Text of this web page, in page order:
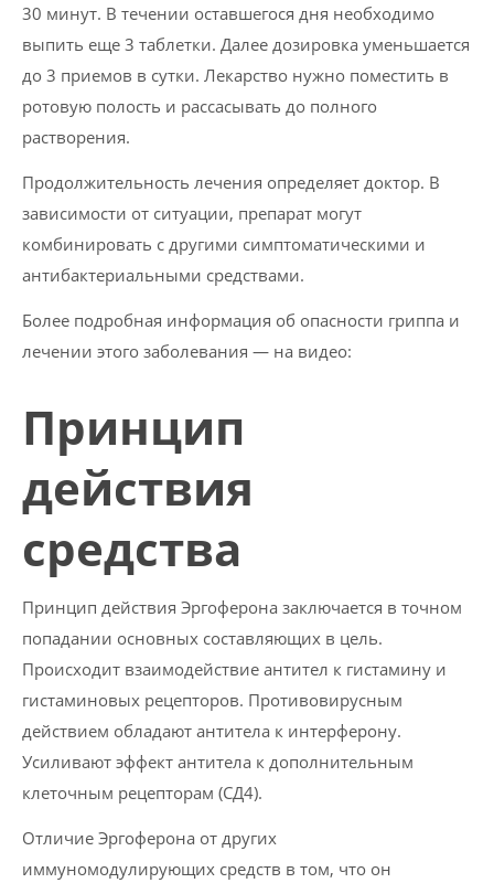
30 минут. В течении оставшегося дня необходимо
выпить еще 3 таблетки. Далее дозировка уменьшается
до 3 приемов в сутки. Лекарство нужно поместить в
ротовую полость и рассасывать до полного
растворения.
Продолжительность лечения определяет доктор. В
зависимости от ситуации, препарат могут
комбинировать с другими симптоматическими и
антибактериальными средствами.
Более подробная информация об опасности гриппа и
лечении этого заболевания — на видео:
Принцип
действия
средства
Принцип действия Эргоферона заключается в точном
попадании основных составляющих в цель.
Происходит взаимодействие антител к гистамину и
гистаминовых рецепторов. Противовирусным
действием обладают антитела к интерферону.
Усиливают эффект антитела к дополнительным
клеточным рецепторам (СД4).
Отличие Эргоферона от других
иммуномодулирующих средств в том, что он